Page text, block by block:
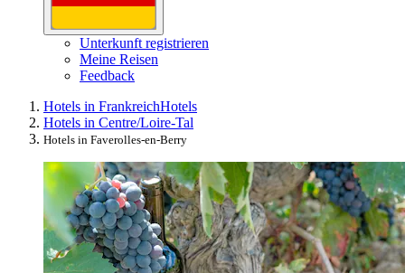
Unterkunft registrieren
Meine Reisen
Feedback
Hotels in FrankreichHotels
Hotels in Centre/Loire-Tal
Hotels in Faverolles-en-Berry